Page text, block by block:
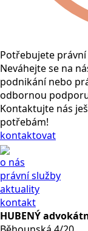
Potřebujete právní
Neváhejte se na
podnikání nebo
odbornou
Kontaktujte nás
potřebám!
kontaktovat
o nás
právní služby
aktuality
kontakt
HUBENÝ